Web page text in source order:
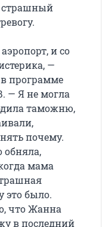
страшный
и со
—
программе
— Я не могла
таможню,
почему.
обняла,
мама
это было.
что Жанна
в последний